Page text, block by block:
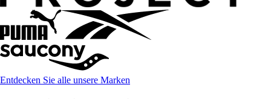
Entdecken Sie alle unsere Marken